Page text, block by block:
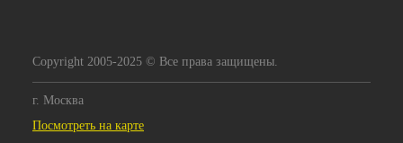
Copyright 2005-2025 © Все права защищены.
г. Москва
Посмотреть на карте